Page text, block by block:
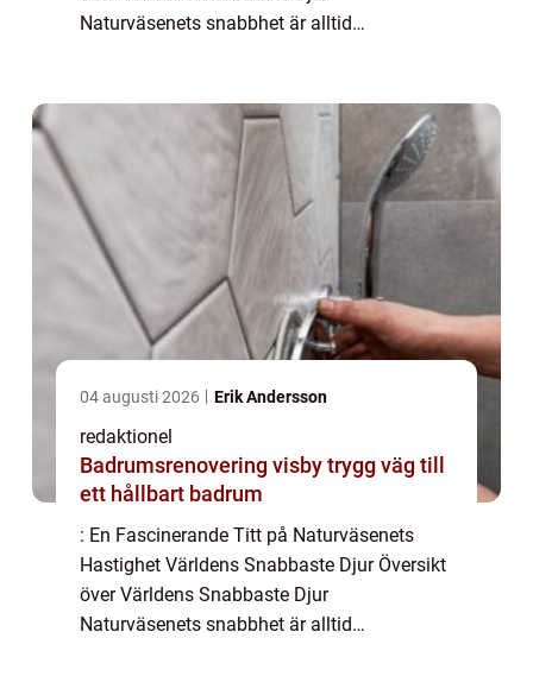
Naturväsenets snabbhet är alltid
snabbaste djur tar os...
04 augusti 2026 Erik Andersson
redaktionel
Badrumsrenovering visby trygg väg till
ett hållbart badrum
: En Fascinerande Titt på Naturväsenets
Hastighet Världens Snabbaste Djur Översikt
över Världens Snabbaste Djur
Naturväsenets snabbhet är alltid